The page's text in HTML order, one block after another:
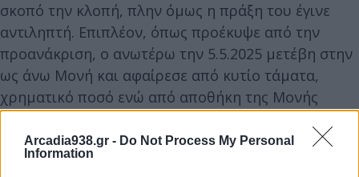
Arcadia938.gr - Do Not Process My Personal
Information
σκοπό την κλοπή, πλην όμως η πράξη του έγινε
αντιληπτή. Επιπλέον, όπως προέκυψε από την
προανάκριση, ο ανωτέρω την 5.5.2025 μετέβη στην
ως άνω Μονή και αφαίρεσε από κυτίο τάματα,
χρηματικό ποσό ενώ από αποθήκη της Μονής
αφαίρεσε μπιτόνι περιέχον βενζίνη.